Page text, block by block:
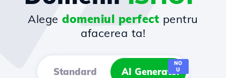
Alegedomeniul perfect pentru
afacerea ta!
Standard AI Generator
NO
U